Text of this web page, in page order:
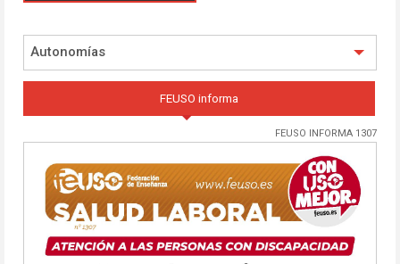
Autonomías
FEUSO informa
FEUSO INFORMA 1307